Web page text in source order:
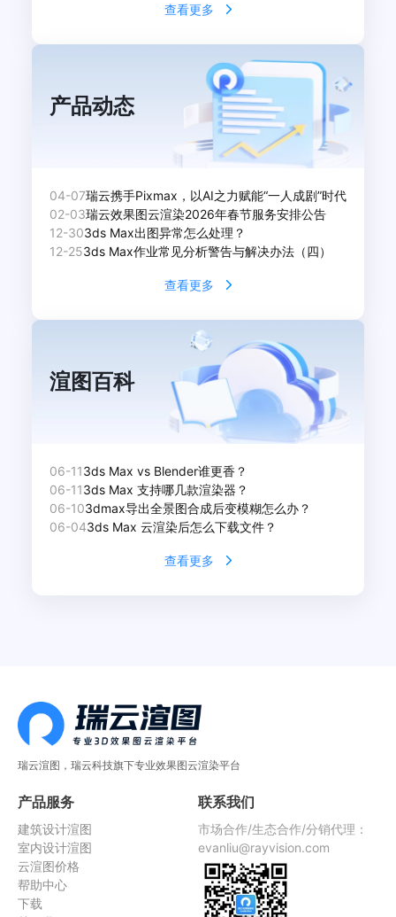
查看更多
产品动态
04-07瑞云携手Pixmax，以AI之力赋能“一人成剧”时代
02-03瑞云效果图云渲染2026年春节服务安排公告
12-303ds Max出图异常怎么处理？
12-253ds Max作业常见分析警告与解决办法（四）
查看更多
渲图百科
06-113ds Max vs Blender谁更香？
06-113ds Max 支持哪几款渲染器？
06-103dmax导出全景图合成后变模糊怎么办？
06-043ds Max 云渲染后怎么下载文件？
查看更多
瑞云渲图，瑞云科技旗下专业效果图云渲染平台
产品服务
建筑设计渲图
室内设计渲图
云渲图价格
帮助中心
下载
联系我们
市场合作/生态合作/分销代理：
evanliu@rayvision.com